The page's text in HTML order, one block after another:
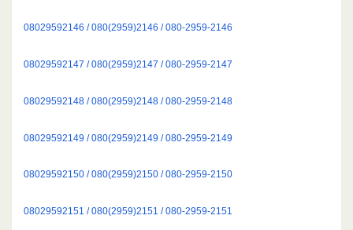
08029592146 / 080(2959)2146 / 080-2959-2146
08029592147 / 080(2959)2147 / 080-2959-2147
08029592148 / 080(2959)2148 / 080-2959-2148
08029592149 / 080(2959)2149 / 080-2959-2149
08029592150 / 080(2959)2150 / 080-2959-2150
08029592151 / 080(2959)2151 / 080-2959-2151